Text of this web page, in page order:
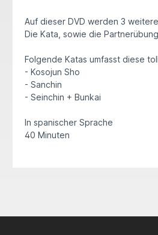
Auf dieser DVD werden 3
Die Kata, sowie die
Folgende Katas umfasst diese
- Kosojun Sho
- Sanchin
- Seinchin + Bunkai
In spanischer Sprache
40 Minuten